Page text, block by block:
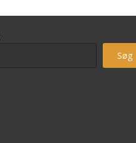
Søg